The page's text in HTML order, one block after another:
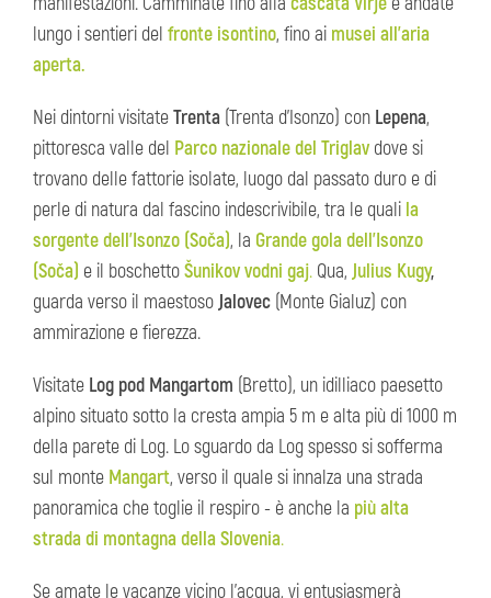
lungo i sentieri del fronte isontino, fino ai musei all’aria
aperta.
Nei dintorni visitateTrenta (Trenta d'Isonzo) con Lepena,
pittoresca valle del Parco nazionale del Triglav dove si
trovano delle fattorie isolate, luogo dal passato duro e di
perle di natura dal fascino indescrivibile, tra le quali la
sorgente dell’Isonzo (Soča), la Grande gola dell’Isonzo
(Soča) e il boschettoŠunikov vodni gaj. Qua, Julius Kugy,
guarda verso il maestosoJalovec (Monte Gialuz) con
ammirazione e fierezza.
Visitate Log pod Mangartom (Bretto), un idilliaco paesetto
alpino situato sotto la cresta ampia 5 m e alta più di 1000 m
della parete di Log. Lo sguardo da Log spesso si sofferma
sul monte Mangart, verso il quale si innalza una strada
panoramica che toglie il respiro - è anche la più alta
strada di montagna della Slovenia.
Se amate le vacanze vicino l’acqua, vi entusiasmerà